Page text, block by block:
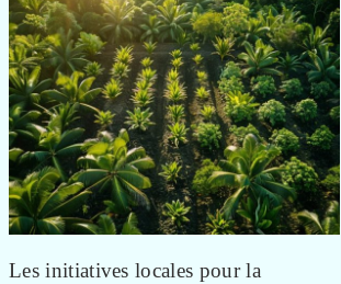
Les initiatives locales pour la